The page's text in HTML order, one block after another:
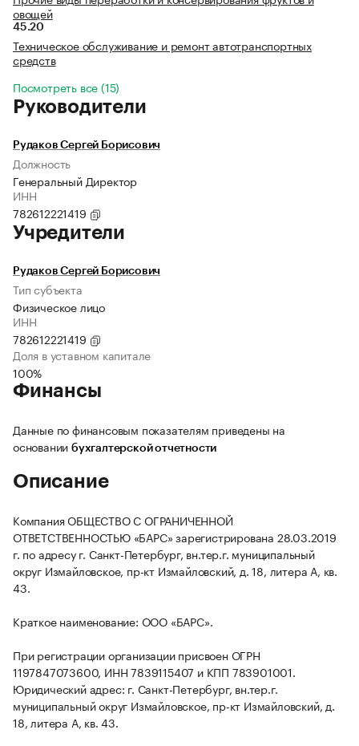
овощей
45.20
Техническое обслуживание и ремонт автотранспортных
средств
Посмотреть все (15)
Руководители
Рудаков Сергей Борисович
Должность
Генеральный Директор
ИНН
782612221419
Учредители
Рудаков Сергей Борисович
Тип субъекта
Физическое лицо
ИНН
782612221419
Доля в уставном капитале
100%
Финансы
Данные по финансовым показателям приведены на
основании бухгалтерской отчетности
Описание
Компания ОБЩЕСТВО С ОГРАНИЧЕННОЙ
ОТВЕТСТВЕННОСТЬЮ «БАРС» зарегистрирована 28.03.2019
г. по адресу г. Санкт-Петербург, вн.тер.г. муниципальный
округ Измайловское, пр-кт Измайловский, д. 18, литера А, кв.
43.
Краткое наименование: ООО «БАРС».
При регистрации организации присвоен ОГРН
1197847073600, ИНН 7839115407 и КПП 783901001.
Юридический адрес: г. Санкт-Петербург, вн.тер.г.
муниципальный округ Измайловское, пр-кт Измайловский, д.
18, литера А, кв. 43.